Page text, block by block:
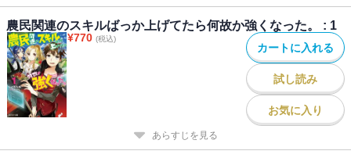
農民関連のスキルばっか上げてたら何故か強くなった。 : 1
¥770 (税込)
カートに入れる
試し読み
お気に入り
あらすじを見る